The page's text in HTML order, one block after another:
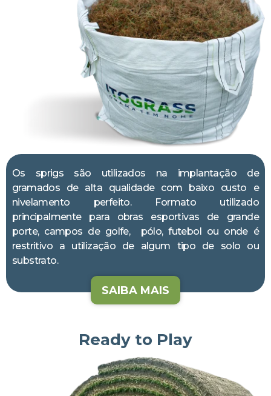
Os sprigs são utilizados na implantação de
gramados de alta qualidade com baixo custo e
nivelamento perfeito. Formato utilizado
principalmente para obras esportivas de grande
porte, campos de golfe, pólo, futebol ou onde é
restritivo a utilização de algum tipo de solo ou
substrato.
SAIBA MAIS
Ready to Play